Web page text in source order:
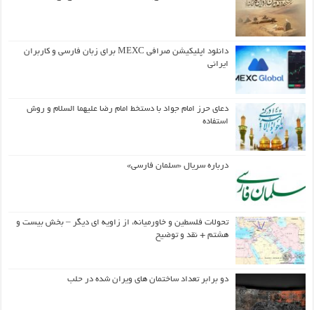
دانلود اپلیکیشن صرافی MEXC برای زبان فارسی و کاربران
ایرانی
دعای حرز امام جواد با دستخط امام رضا علیهما السلام و روش
استفاده
درباره سریال «سلمان فارسی»
تحولات فلسطین و خاورمیانه، از زاویه ای دیگر – بخش بیست و
هشتم + نقد و توضیح
دو برابر تعداد ساختمان های ویران شده در حلب